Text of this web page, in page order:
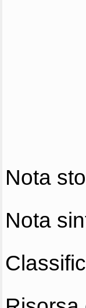
Nota
Nota